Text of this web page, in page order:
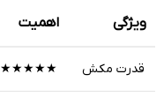
ویژگی اهمیت
قدرت مکش ★★★★★